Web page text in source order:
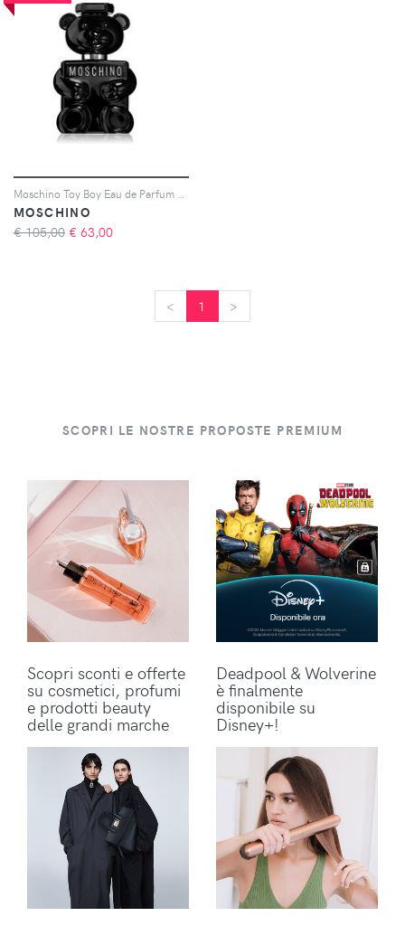
MOSCHINO
€ 105,00 € 63,00
< 1 >
SCOPRI LE NOSTRE PROPOSTE PREMIUM
Scopri sconti e offerte
su cosmetici, profumi
e prodotti beauty
delle grandi marche
Deadpool & Wolverine
è finalmente
disponibile su
Disney+!